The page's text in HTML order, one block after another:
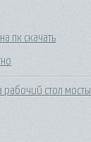
пк скачать
рабочий стол мосты